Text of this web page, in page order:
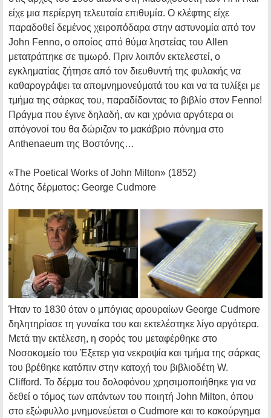
είχε μια περίεργη τελευταία επιθυμία. Ο κλέφτης είχε
παραδοθεί δεμένος χειροπόδαρα στην αστυνομία από τον
John Fenno, ο οποίος από θύμα ληστείας του Allen
μετατράπηκε σε τιμωρό. Πριν λοιπόν εκτελεστεί, ο
εγκληματίας ζήτησε από τον διευθυντή της φυλακής να
καθαρογράψει τα απομνημονεύματά του και να τα τυλίξει με
τμήμα της σάρκας του, παραδίδοντας το βιβλίο στον Fenno!
Πράγμα που έγινε δηλαδή, αν και χρόνια αργότερα οι
απόγονοί του θα δώριζαν το μακάβριο πόνημα στο
Anthenaeum της Βοστόνης…
«The Poetical Works of John Milton» (1852)
Δότης δέρματος: George Cudmore
Ήταν το 1830 όταν ο μπόγιας αρουραίων George Cudmore
δηλητηρίασε τη γυναίκα του και εκτελέστηκε λίγο αργότερα.
Μετά την εκτέλεση, η σορός του μεταφέρθηκε στο
Νοσοκομείο του Έξετερ για νεκροψία και τμήμα της σάρκας
του βρέθηκε κατόπιν στην κατοχή του βιβλιοδέτη W.
Clifford. Το δέρμα του δολοφόνου χρησιμοποιήθηκε για να
δεθεί ο τόμος των απάντων του ποιητή John Milton, όπου
στο εξώφυλλο μνημονεύεται ο Cudmore και το κακούργημα